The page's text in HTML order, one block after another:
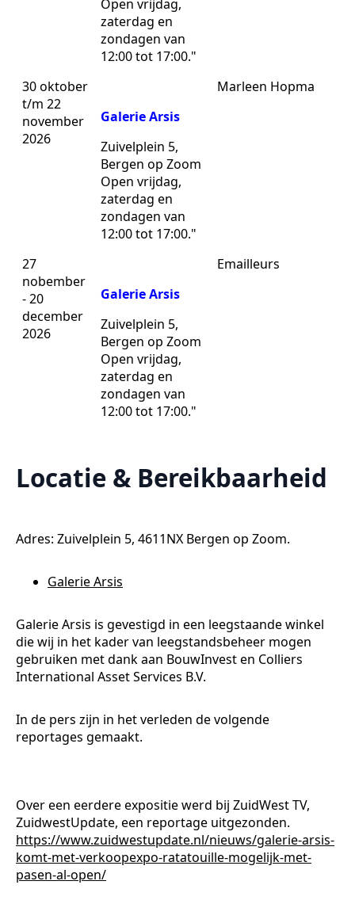
Open vrijdag,
zaterdag en
zondagen van
12:00 tot 17:00."
30 oktober
t/m 22
november
2026
Galerie Arsis
Zuivelplein 5,
Bergen op Zoom
Open vrijdag,
zaterdag en
zondagen van
12:00 tot 17:00."
Marleen Hopma
27
nobember
- 20
december
2026
Galerie Arsis
Zuivelplein 5,
Bergen op Zoom
Open vrijdag,
zaterdag en
zondagen van
12:00 tot 17:00."
Emailleurs
Locatie & Bereikbaarheid
Adres: Zuivelplein 5, 4611NX Bergen op Zoom.
Galerie Arsis
Galerie Arsis is gevestigd in een leegstaande winkel
die wij in het kader van leegstandsbeheer mogen
gebruiken met dank aan BouwInvest en Colliers
International Asset Services B.V.
In de pers zijn in het verleden de volgende
reportages gemaakt.
Over een eerdere expositie werd bij ZuidWest TV,
ZuidwestUpdate, een reportage uitgezonden.
https://www.zuidwestupdate.nl/nieuws/galerie-arsis-
komt-met-verkoopexpo-ratatouille-mogelijk-met-
pasen-al-open/